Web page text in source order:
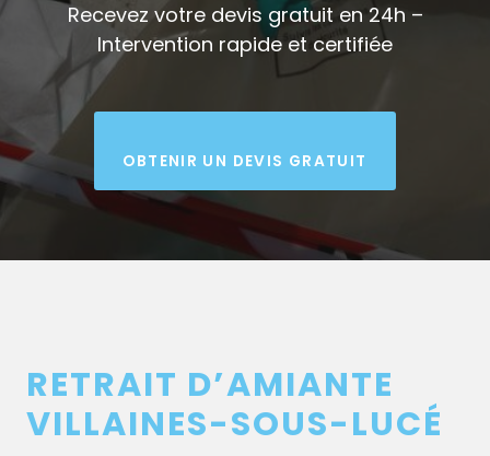
Recevez votre devis gratuit en 24h –
Intervention rapide et certifiée
OBTENIR UN DEVIS GRATUIT
RETRAIT D’AMIANTE
VILLAINES-SOUS-LUCÉ